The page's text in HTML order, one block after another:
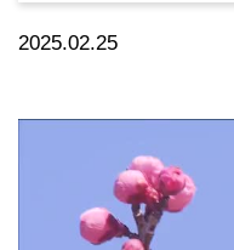
2025.02.25